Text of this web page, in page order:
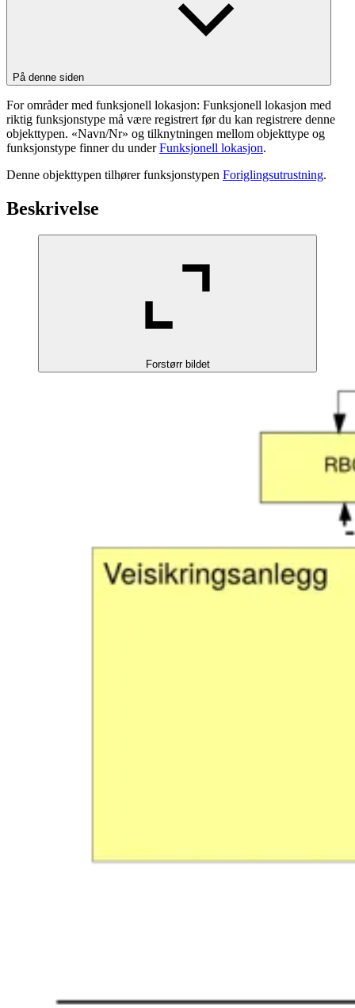
På denne siden
For områder med funksjonell lokasjon: Funksjonell lokasjon med
riktig funksjonstype må være registrert før du kan registrere denne
objekttypen. «Navn/Nr» og tilknytningen mellom objekttype og
funksjonstype finner du underFunksjonell lokasjon.
Denne objekttypen tilhører funksjonstypen Foriglingsutrustning.
Beskrivelse
Forstørr bildet